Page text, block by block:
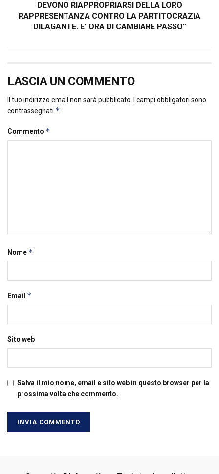
DEVONO RIAPPROPRIARSI DELLA LORO
RAPPRESENTANZA CONTRO LA PARTITOCRAZIA
DILAGANTE. E’ ORA DI CAMBIARE PASSO”
LASCIA UN COMMENTO
Il tuo indirizzo email non sarà pubblicato.
I campi obbligatori sono
contrassegnati *
Commento *
Nome *
Email *
Sito web
Salva il mio nome, email e sito web in questo browser per la
prossima volta che commento.